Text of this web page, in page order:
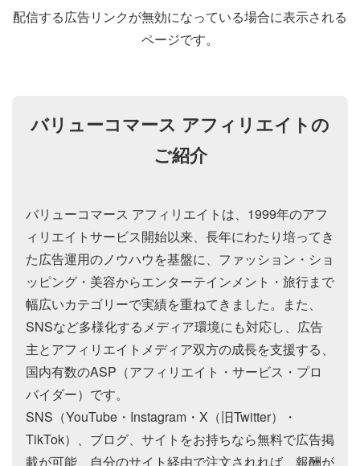
配信する広告リンクが無効になっている場合に表示される
ページです。
バリューコマース アフィリエイトの
ご紹介
バリューコマース アフィリエイトは、1999年のアフ
ィリエイトサービス開始以来、長年にわたり培ってき
た広告運用のノウハウを基盤に、ファッション・ショ
ッピング・美容からエンターテインメント・旅行まで
幅広いカテゴリーで実績を重ねてきました。また、
SNSなど多様化するメディア環境にも対応し、広告
主とアフィリエイトメディア双方の成長を支援する、
国内有数のASP（アフィリエイト・サービス・プロ
バイダー）です。
SNS（YouTube・Instagram・X（旧Twitter）・
TikTok）、ブログ、サイトをお持ちなら無料で広告掲
載が可能、自分のサイト経由で注文されれば、報酬が